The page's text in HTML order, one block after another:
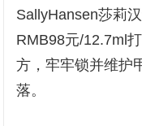
SallyHansen莎莉
RMB98元/12.7ml
方，牢牢锁并维护
落。